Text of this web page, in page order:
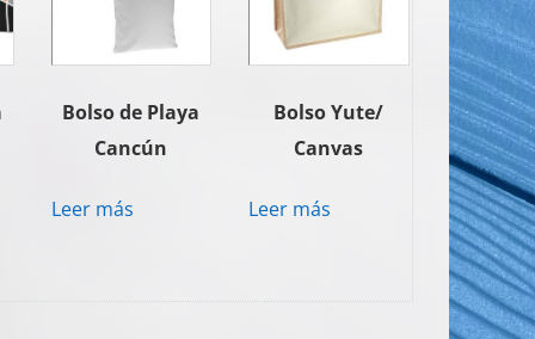
Bolso de Playa
Cancún
Leer más
Bolso Yute/
Canvas
Leer más